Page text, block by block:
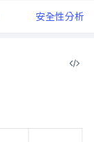
安全性分析